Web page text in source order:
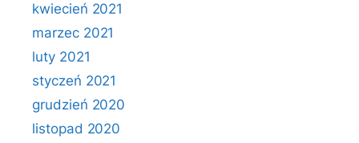
kwiecień 2021
marzec 2021
luty 2021
styczeń 2021
grudzień 2020
listopad 2020